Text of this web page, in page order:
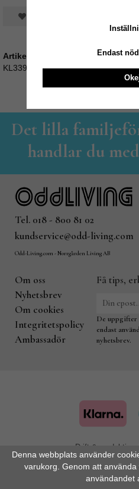
Spara som favorit
Artikelnummer:
KL339_04009-L
Det lilla
handlar du
Tel. 018 - 800 81 02
kundservice@odd-living.com
Odd-Living.com - Norrgården Living AB
Om oss
Nyhetsbrev
Om cookies
Integritetspolicy
Ambassadör
Få tips,
De uppgifter
endast
nyhetsbrev.
Drift & produktion:
Denna webbplats använder
varukorg. Genom att
användandet
Endast